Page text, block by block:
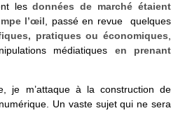
lesdonnées de marché étaient
l’œil , passé en revue quelques
pratiques ou économiques
médiatiques en prenant
je m’attaque à la construction de
Un vaste sujet qui ne sera